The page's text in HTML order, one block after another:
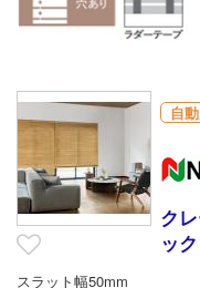
自
ク
ッ
スラット幅50mm